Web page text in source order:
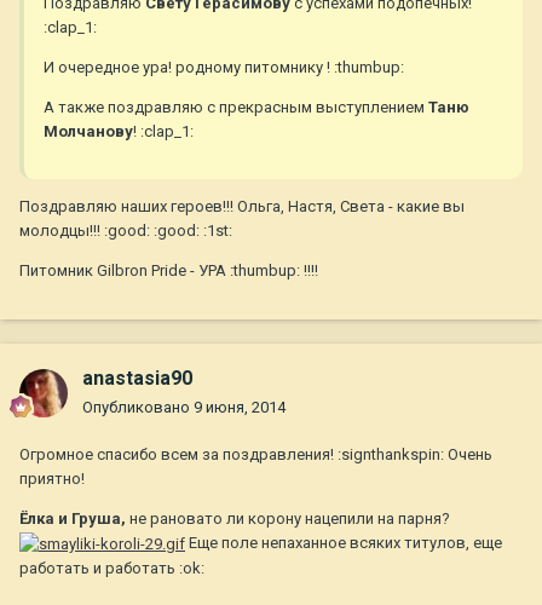
:clap_1:
И очередное ура! родному питомнику ! :thumbup:
А также поздравляю с прекрасным выступлением Таню
Молчанову! :clap_1:
Поздравляю наших героев!!! Ольга, Настя, Света - какие вы
молодцы!!! :good: :good: :1st:
Питомник Gilbron Pride - УРА :thumbup: !!!!
anastasia90
Опубликовано 9 июня, 2014
Огромное спасибо всем за поздравления! :signthankspin: Очень
приятно!
Ёлка и Груша, не рановато ли корону нацепили на парня?
Еще поле непаханное всяких титулов, еще
работать и работать :ok: